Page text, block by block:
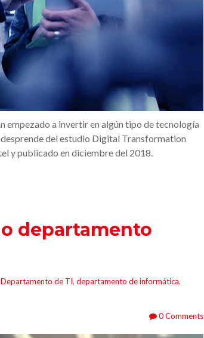
empezado a invertir en algún tipo de tecnología
desprende del estudio Digital Transformation
y publicado en diciembre del 2018.
departamento
Departamento de TI, departamento de informática,
0 Comments